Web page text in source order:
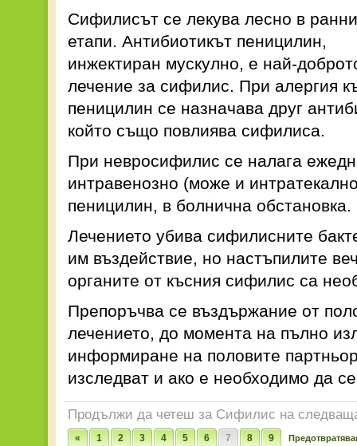
Сифилисът се лекува лесно в
етапи. Антибиотикът пеницилин,
инжектиран мускулно, е най-
лечение за сифилис. При алергия
пеницилин се назначава друг
който също повлиява сифилиса.
При невросифилис се налага
интравенозно (може и
пеницилин, в болнична обстановка.
Лечението убива сифилисните
им въздействие, но настъпилите
органите от късния сифилис са
Препоръчва се въздържание от
лечението, до момента на пълно
информиране на половите
изследват и ако е необходимо да се
Продължи да четеш за Сифилис на
« 1 2 3 4 5 6 7 8 9